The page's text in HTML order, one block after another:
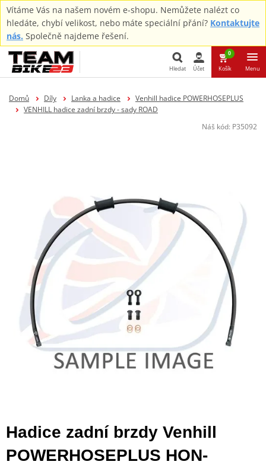
Vítáme Vás na našem novém e-shopu. Nemůžete nalézt co
hledáte, chybí velikost, nebo máte speciální přání? Kontaktujte
nás. Společně najdeme řešení.
Hledat
Hledat Účet
0
Košík Menu
Domů Díly Lanka a hadice
Venhill hadice POWERHOSEPLUS
VENHILL hadice zadní brzdy - sady ROAD
Náš kód: P35092
Hadice zadní brzdy Venhill
POWERHOSEPLUS HON-